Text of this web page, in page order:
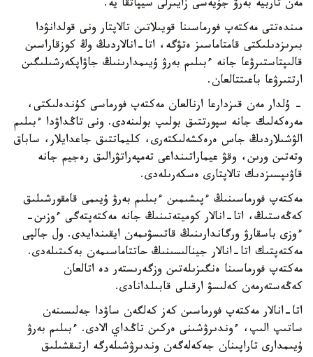
مەن تاربيە بەرۋ جۇيەسى زايىرلى سيپاتقا يە.
مىندەتتى مەكتەپ فورماسىنا قويىلاتىن تالاپتار ونى قولدانۋدا
بىرىزدىلىكتى قامتاماسىز ەتۋگە، اتا-انالاردىڭ وڭ كوزقاراسىن
قالىپتاستىرۋعا جانە ءبىلىم بەرۋ ۇيىمدارىنىڭ جاۋاپكەرشىلىگىن
ارتتىرۋعا باعىتتالعان.
- ۇلدار مەن قىزدارعا ارنالعان مەكتەپ فورماسى كۇندەلىكتى،
مەرەكەلىك جانە سپورتتىق بولىپ بولىنەدى. ونى تاڭداۋدا ءبىلىم
الۋشىلاردىڭ جاس ەرەكشەلىكتەرى، كليماتتىق جاعدايلار، ساباق
وتەتىن ورىن، وقۋ عيماراتىنداعى تەمپەراتۋرالىق رەجيم جانە
قاۋىپسىزدىك تالاپتارى ەسكەرىلەدى.
مەكتەپ فورماسىنىڭ ءپىشىمىن ءبىلىم بەرۋ ۇيىمى قامقورشىلىق
كەڭەستىڭ، اتا-انالار كوميتەتىنىڭ جانە مەكتەپتەگى ءوزىن-
ءوزى باسقارۋ ورگاندارىنىڭ قاتىسۋىمەن ايقىندايدى. ول جالپى
مەكتەپتىك اتا-انالار جينالىسىنىڭ حاتتاماسىمەن بەكىتىلەدى.
مەكتەپ فورماسىنا ەنگىزىلەتىن وزگەرىستەر دە اتالعان
كەڭەستەرمەن كەلىسۋ ارقىلى قابىلدانادى.
اتا-انالار مەكتەپ فورماسىن كەز كەلگەن ساۋدا جەلىسىنەن
ساتىپ الىپ، ءوندىرۋشىنى ەركىن تاڭداي الادى. ءبىلىم بەرۋ
ۇيىمدارى تاراپىنان جەكەلەگەن وندىرۋشىلەرگە ارتىقشىلىق